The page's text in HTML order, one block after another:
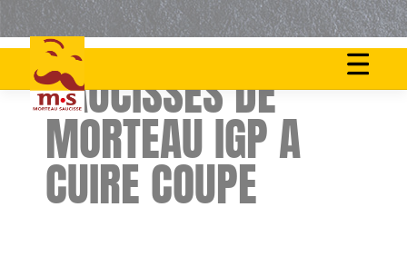
SAUCISSES DE
MORTEAU IGP A
CUIRE COUPE